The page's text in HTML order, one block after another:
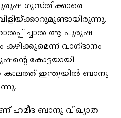
പുരുഷ ഗുസ്തിക്കാരെ
ആ പുരുഷ
വാഗ്ദാനം
കോട്ടയായി
കാലത്ത് ഇന്ത്യയിൽ ബാനു
ഹമീദ ബാനു വിഖ്യാത